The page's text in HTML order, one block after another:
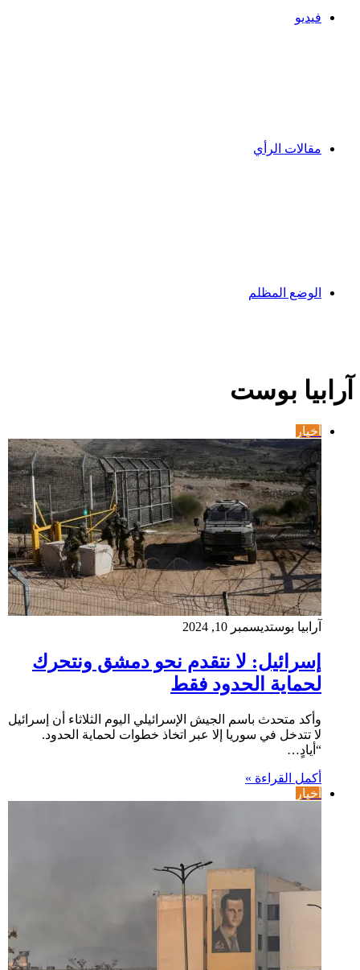
فيديو
مقالات الرأي
الوضع المظلم
آرابيا بوست
أخبار
آرابيا بوستديسمبر 10, 2024
إسرائيل: لا نتقدم نحو دمشق ونتحرك
لحماية الحدود فقط
وأكد متحدث باسم الجيش الإسرائيلي اليوم الثلاثاء أن إسرائيل
لا تتدخل في سوريا إلا عبر اتخاذ خطوات لحماية الحدود.
“أيادٍ…
أكمل القراءة »
أخبار